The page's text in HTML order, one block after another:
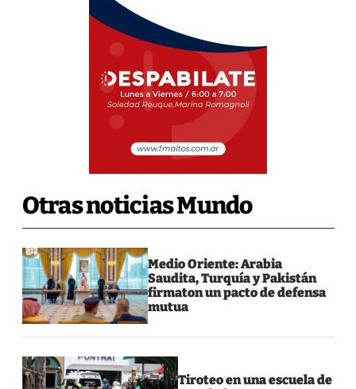
Otras noticias Mundo
Medio Oriente: Arabia
Saudita, Turquía y Pakistán
firmaton un pacto de defensa
mutua
Tiroteo en una escuela de